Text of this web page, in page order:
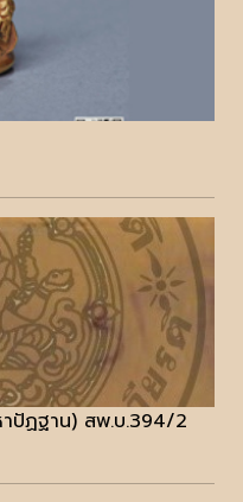
ฏฐาน) สพ.บ.394/2